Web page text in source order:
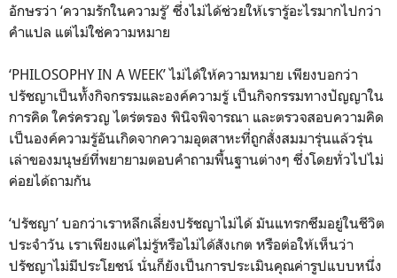
อักษรว่า ‘ความรักในความรู้’ ซึ่งไม่ได้ช่วยให้เรารู้อะไรมากไปกว่า
คำแปล แต่ไม่ใช่ความหมาย
‘PHILOSOPHY IN A WEEK’ ไม่ได้ให้ความหมาย เพียงบอกว่า
ปรัชญาเป็นทั้งกิจกรรมและองค์ความรู้ เป็นกิจกรรมทางปัญญาใน
การคิด ใคร่ครวญ ไตร่ตรอง พินิจพิจารณา และตรวจสอบความคิด
เป็นองค์ความรู้อันเกิดจากความอุตสาหะที่ถูกสั่งสมมารุ่นแล้วรุ่น
เล่าของมนุษย์ที่พยายามตอบคำถามพื้นฐานต่างๆ ซึ่งโดยทั่วไปไม่
ค่อยได้ถามกัน
‘ปรัชญา’ บอกว่าเราหลีกเลี่ยงปรัชญาไม่ได้ มันแทรกซึมอยู่ในชีวิต
ประจำวัน เราเพียงแค่ไม่รู้หรือไม่ได้สังเกต หรือต่อให้เห็นว่า
ปรัชญาไม่มีประโยชน์ นั่นก็ยังเป็นการประเมินคุณค่ารูปแบบหนึ่ง